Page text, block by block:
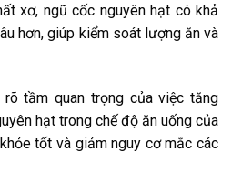
xơ, ngũ cốc nguyên hạt có khả
hơn, giúp kiểm soát lượng ăn và
tầm quan trọng của việc tăng
hạt trong chế độ ăn uống của
tốt và giảm nguy cơ mắc các